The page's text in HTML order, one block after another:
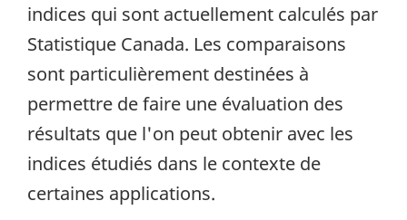
indices qui sont actuellement calculés par
Statistique Canada. Les comparaisons
sont particulièrement destinées à
permettre de faire une évaluation des
résultats que l'on peut obtenir avec les
indices étudiés dans le contexte de
certaines applications.